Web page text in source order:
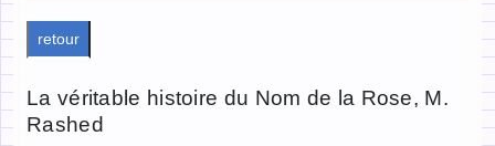
retour
La véritable histoire du Nom de la Rose, M.
Rashed